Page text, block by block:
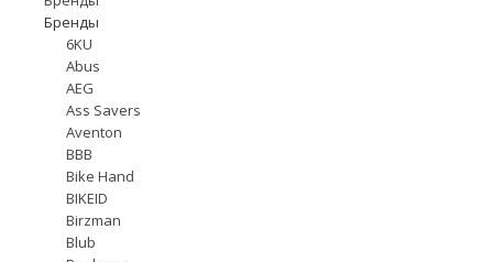
Бренды
6KU
Abus
AEG
Ass Savers
Aventon
BBB
Bike Hand
BIKEID
Birzman
Blub